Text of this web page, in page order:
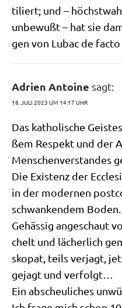
ti­liert; und –
unbe­wußt – hat sie
gen von Lubac de
Adrien Antoine sagt:
18. JULI 2023 UM 14:17 UHR
Das katho­li­sche
ßem Respekt und der
Men­schen­ver­stan­des
Die Exi­stenz der
in der moder­nen
schwan­ken­dem Boden.
Gehäs­sig ange­schaut
chelt und lächer­lich
sko­pat, teils ver­jagt,
gejagt und verfolgt…
Ein abscheu­li­ches